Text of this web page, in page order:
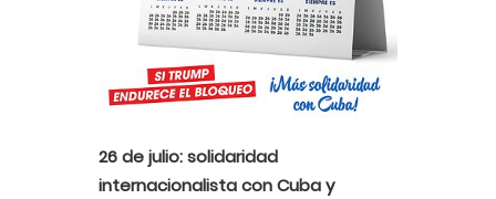
26 de julio: solidaridad
internacionalista con Cuba y